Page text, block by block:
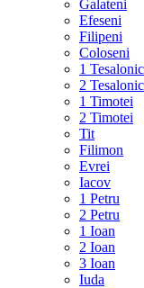
Galateni
Efeseni
Filipeni
Coloseni
1
2
1 Timotei
2 Timotei
Tit
Filimon
Evrei
Iacov
1 Petru
2 Petru
1 Ioan
2 Ioan
3 Ioan
Iuda